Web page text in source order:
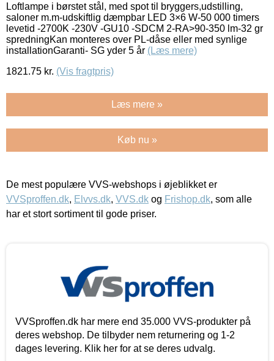
Loftlampe i børstet stål, med spot til bryggers,udstilling,
saloner m.m-udskiftlig dæmpbar LED 3×6 W-50 000 timers
levetid -2700K -230V -GU10 -SDCM 2-RA>90-350 lm-32 gr
spredningKan monteres over PL-dåse eller med synlige
installationGaranti- SG yder 5 år (Læs mere)
1821.75 kr. (Vis fragtpris)
Læs mere »
Køb nu »
De mest populære VVS-webshops i øjeblikket er
VVSproffen.dk, Elvvs.dk, VVS.dk og Frishop.dk, som alle
har et stort sortiment til gode priser.
VVSproffen.dk har mere end 35.000 VVS-produkter på
deres webshop. De tilbyder nem returnering og 1-2
dages levering. Klik her for at se deres udvalg.